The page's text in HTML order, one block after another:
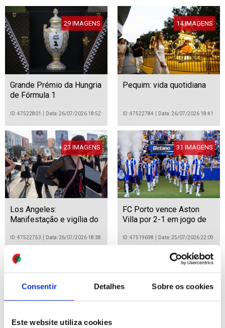
Consentir Detalhes Sobre os cookies
Este website utiliza cookies
29 IMAGENS
Grande Prémio da Hungria
de Fórmula 1
ID: 47522801 Data: 26/07/2026 18:52
14 IMAGENS
Pequim: vida quotidiana
ID: 47522784 Data: 26/07/2026 18:41
23 IMAGENS
Los Angeles:
Manifestação e vigília do
Abolição do ICE"
ID: 47522753 Data: 26/07/2026 18:38
31 IMAGENS
FC Porto vence Aston
Villa por 2-1 em jogo de
temporada 2026/27
ID: 47519698 Data: 25/07/2026 22:09